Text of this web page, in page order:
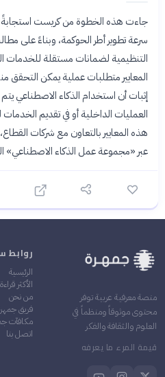
جاءت هذه الخطوة من كريست استجابةً
سرعة تطوير أطر الحوكمة، وبناءً على
التنظيمية لضمانات مستقلة للخدمات
المعايير متطلبات عملية يمكن
إثبات أن استخدام الذكاء الاصطناعي
العمليات الداخلية أو في تقديم
هذه المعايير بالتعاون مع شركات
عبر «مجموعة عمل الذكاء الاصطناعي»
منصة معرفية عربية توفر
محتوى موثوقاً ومنظماً في
العلوم والثقافة والفكر
قيمة المرء ما يعرفه
روابط
الرئيسية
الأكثر قراءة
من نحن
فريق
مكافآت
اتصل بنا